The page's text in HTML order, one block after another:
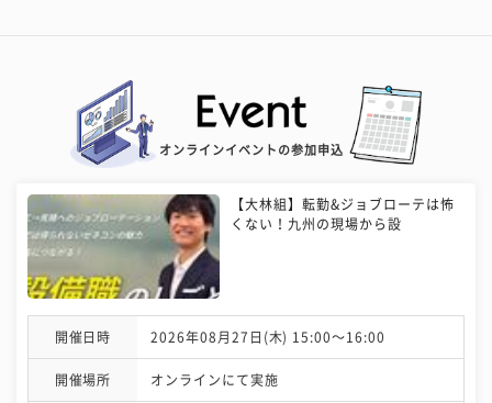
オンラインイベントの参加申込
【大林組】転勤&ジョブローテは怖
くない！九州の現場から設
開催日時 2026年08月27日(木) 15:00〜16:00
開催場所 オンラインにて実施